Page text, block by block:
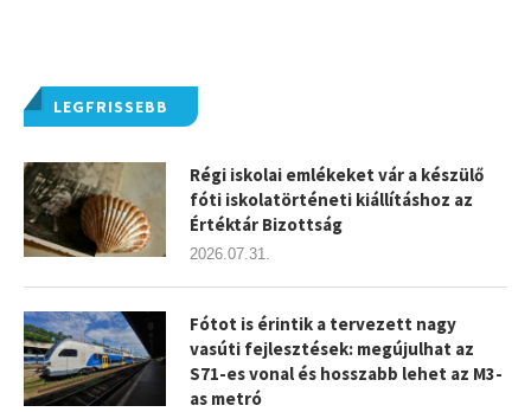
LEGFRISSEBB
Régi iskolai emlékeket vár a készülő
fóti iskolatörténeti kiállításhoz az
Értéktár Bizottság
2026.07.31.
Fótot is érintik a tervezett nagy
vasúti fejlesztések: megújulhat az
S71-es vonal és hosszabb lehet az M3-
as metró